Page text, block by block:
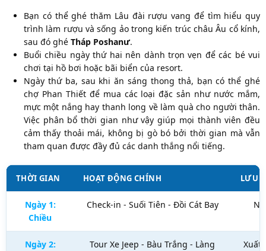
Bạn có thể ghé thăm Lâu đài rượu vang để tìm hiểu quy
trình làm rượu và sống ảo trong kiến trúc châu Âu cổ kính,
sau đó ghé Tháp Poshanư.
Buổi chiều ngày thứ hai nên dành trọn vẹn để các bé vui
chơi tại hồ bơi hoặc bãi biển của resort.
Ngày thứ ba, sau khi ăn sáng thong thả, bạn có thể ghé
chợ Phan Thiết để mua các loại đặc sản như nước mắm,
mực một nắng hay thanh long về làm quà cho người thân.
Việc phân bổ thời gian như vậy giúp mọi thành viên đều
cảm thấy thoải mái, không bị gò bó bởi thời gian mà vẫn
tham quan được đầy đủ các danh thắng nổi tiếng.
THỜI GIAN HOẠT ĐỘNG CHÍNH LƯU
Ngày 1:
Chiều
Check-in - Suối Tiên - Đồi Cát Bay
Ngày 2:
Tour Xe Jeep - Bàu Trắng - Làng
Xuất